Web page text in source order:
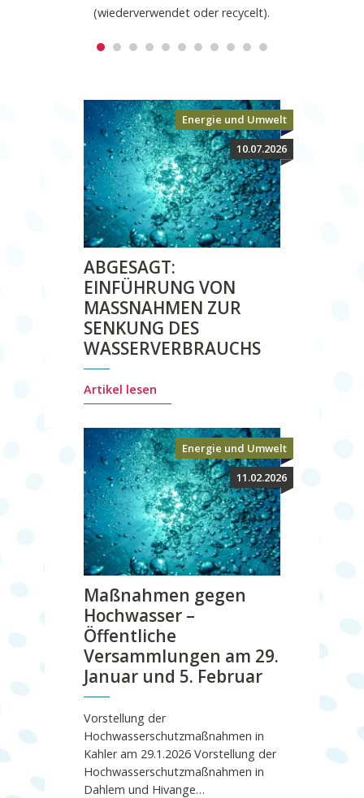
(wiederverwendet oder recycelt).
10.07.2026
Energie und Umwelt
ABGESAGT:
EINFÜHRUNG VON
MASSNAHMEN ZUR
SENKUNG DES
WASSERVERBRAUCHS
Artikel lesen
11.02.2026
Energie und Umwelt
Maßnahmen gegen
Hochwasser –
Öffentliche
Versammlungen am 29.
Januar und 5. Februar
Vorstellung der
Hochwasserschutzmaßnahmen in
Kahler am 29.1.2026 Vorstellung der
Hochwasserschutzmaßnahmen in
Dahlem und Hivange…